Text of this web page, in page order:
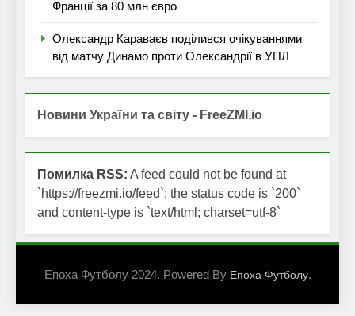
Франції за 80 млн євро
Олександр Караваєв поділився очікуваннями
від матчу Динамо проти Олександрії в УПЛ
Новини України та світу - FreeZMI.io
Помилка RSS: A feed could not be found at
`https://freezmi.io/feed`; the status code is `200`
and content-type is `text/html; charset=utf-8`
Епоха Футболу 2024. Powered By Епоха Футболу.